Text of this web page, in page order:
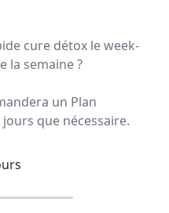
cure détox le week-
la semaine ?
un Plan
que nécessaire.